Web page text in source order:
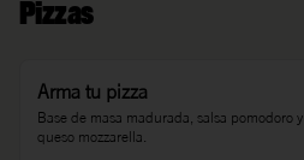
Pizzas
Arma tu pizza
Base de masa madurada, salsa pomodoro y
queso mozzarella.